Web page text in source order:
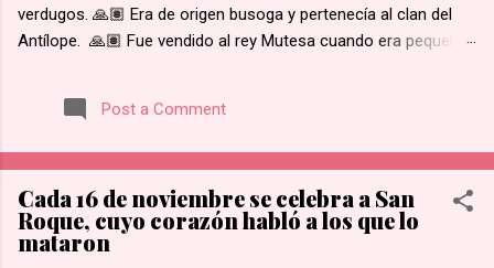
verdugos. 🙏🏽 Era de origen busoga y pertenecía al clan del
Antílope. 🙏🏽 Fue vendido al rey Mutesa cuando era pequeño,
custodia de los prisioneros. 🙏🏽 Recibió instrucción religiosa
de los Padres Blancos. 🙏🏽 Recibió el bautismo al día
Cuando el rey de Burgunda, hoy Uganda, le ordenó retractarse
de su fe, rehusó. Junto con otros mártires se le condujo en
una marcha hacia la aldea de Namugongo, a unos 60 kms de
su hogar. 🙏🏽 Según la costumbre, se ejecutaba a un
Post a Comment
Cada 16 de noviembre se celebra a San
Roque, cuyo corazón habló a los que lo
mataron